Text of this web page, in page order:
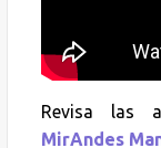
Revisa las
MirAndes